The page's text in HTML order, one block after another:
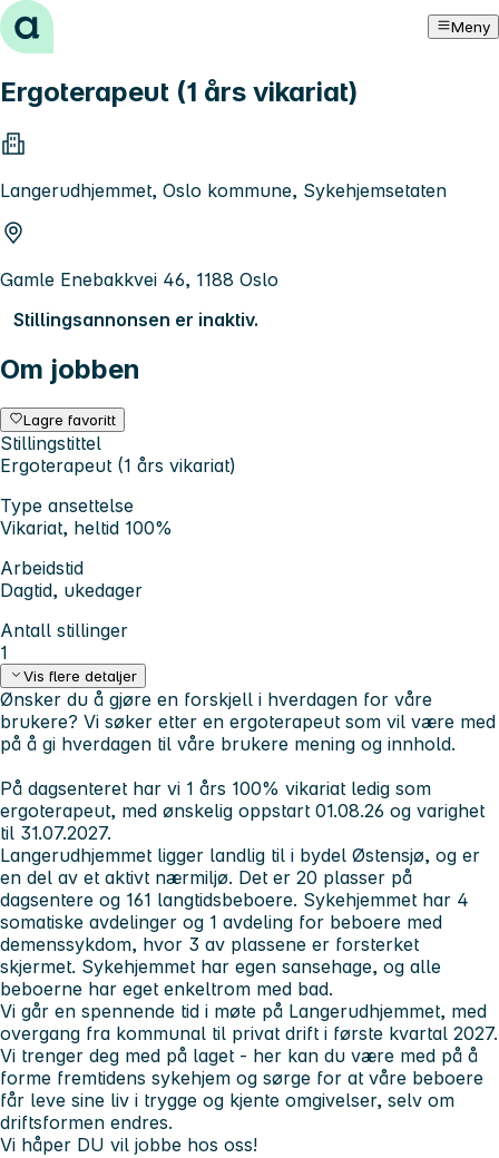
Hopp til innhold Meny
Ergoterapeut (1 års vikariat)
Langerudhjemmet, Oslo kommune, Sykehjemsetaten
Gamle Enebakkvei 46, 1188 Oslo
Stillingsannonsen er inaktiv.
Om jobben
Lagre favoritt
Stillingstittel
Ergoterapeut (1 års vikariat)
Type ansettelse
Vikariat, heltid 100%
Arbeidstid
Dagtid, ukedager
Antall stillinger
1
Vis flere detaljer
Ønsker du å gjøre en forskjell i hverdagen for våre
brukere? Vi søker etter en ergoterapeut som vil være med
på å gi hverdagen til våre brukere mening og innhold.
På dagsenteret har vi 1 års 100% vikariat ledig som
ergoterapeut, med ønskelig oppstart 01.08.26 og varighet
til 31.07.2027.
Langerudhjemmet ligger landlig til i bydel Østensjø, og er
en del av et aktivt nærmiljø. Det er 20 plasser på
dagsentere og 161 langtidsbeboere. Sykehjemmet har 4
somatiske avdelinger og 1 avdeling for beboere med
demenssykdom, hvor 3 av plassene er forsterket
skjermet. Sykehjemmet har egen sansehage, og alle
beboerne har eget enkeltrom med bad.
Vi går en spennende tid i møte på Langerudhjemmet, med
overgang fra kommunal til privat drift i første kvartal 2027.
Vi trenger deg med på laget - her kan du være med på å
forme fremtidens sykehjem og sørge for at våre beboere
får leve sine liv i trygge og kjente omgivelser, selv om
driftsformen endres.
Vi håper DU vil jobbe hos oss!